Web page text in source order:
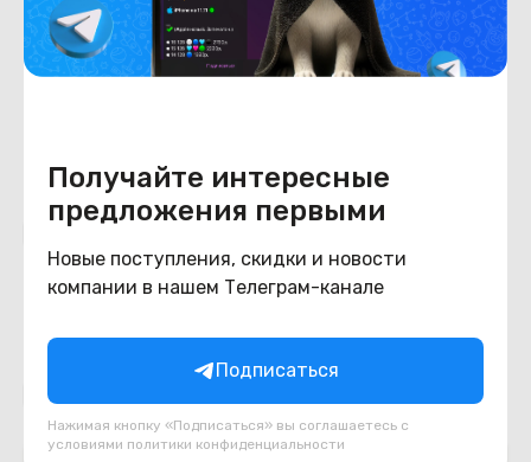
Получайте интересные
предложения первыми
Новые поступления, скидки и новости
компании в нашем Телеграм-канале
Подписаться
Нажимая кнопку «Подписаться» вы соглашаетесь с
условиями политики конфиденциальности
Состояние
Состояние удовлетворительное
Похожие товары
Подборки товаров в категории